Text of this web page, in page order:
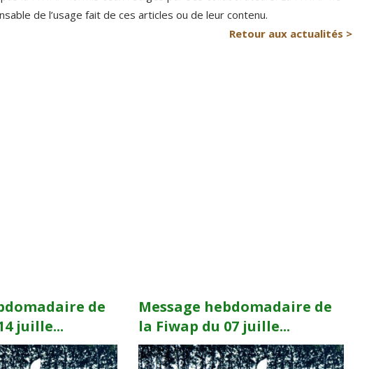
de l’usage fait de ces articles ou de leur contenu.
Retour aux actualités >
de
juille...
Message hebdomadaire de
la Fiwap du 07 juille...